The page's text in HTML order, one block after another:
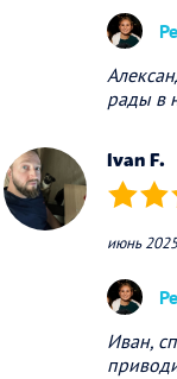
рады в
Ivan F.
(*) (*)
июнь 2025
Иван,